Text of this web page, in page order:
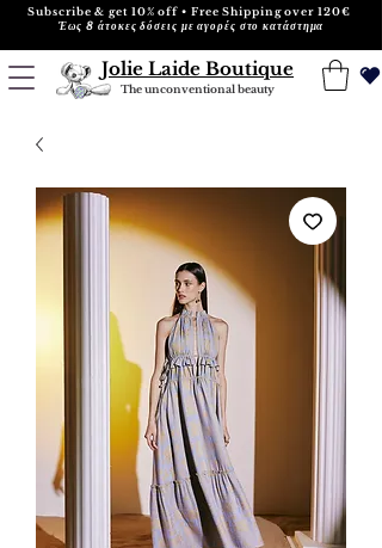
Subscribe & get 10% off • Free Shipping over 120€
Έως 8 άτοκες δόσεις με αγορές στο κατάστημα
Jolie Laide Boutique
The unconventional beauty